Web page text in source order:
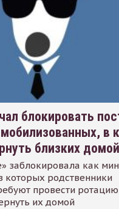
блокировать
в
близких домой
заблокировала как
которых родственники
провести
их домой